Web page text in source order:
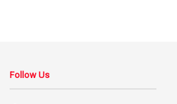
Follow Us